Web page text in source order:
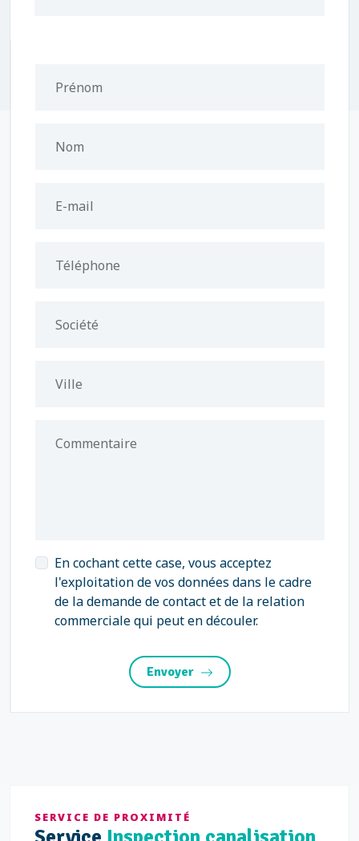
Prénom
Nom
E-mail
Téléphone
Société
Ville
Commentaire
En cochant cette case, vous acceptez
l'exploitation de vos données dans le cadre
de la demande de contact et de la relation
commerciale qui peut en découler.
Envoyer
SERVICE DE PROXIMITÉ